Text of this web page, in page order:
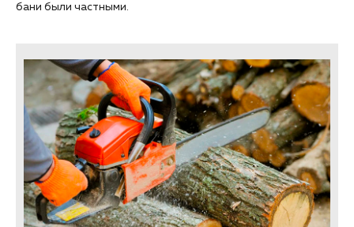
бани были частными.